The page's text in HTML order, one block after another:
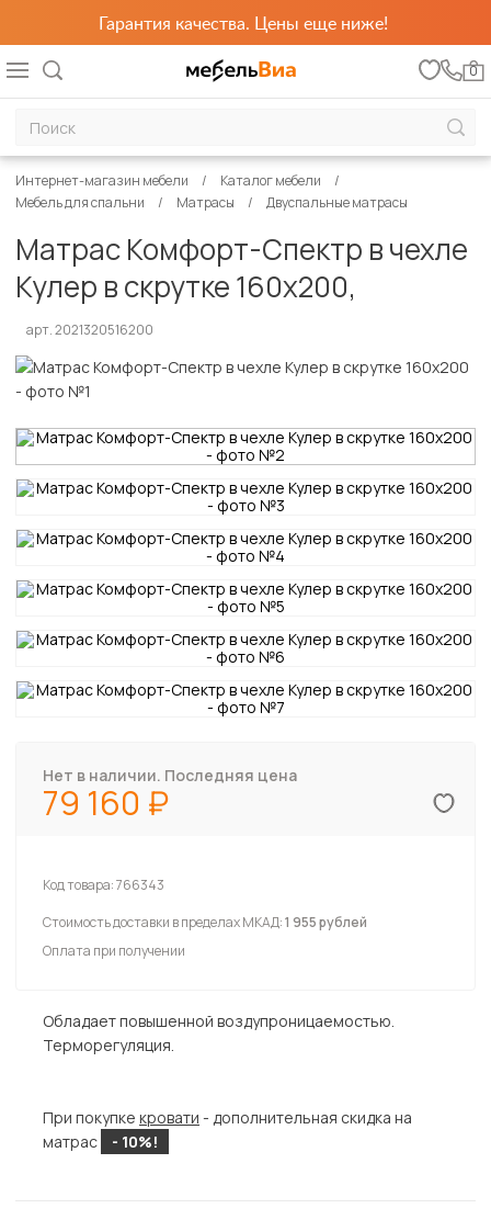
Гарантия качества. Цены еще ниже!
0
Интернет-магазин мебели
Каталог мебели
Мебель для спальни
Матрасы Двуспальные матрасы
Матрас Комфорт-Спектр в чехле
Кулер в скрутке 160х200,
арт. 2021320516200
Нет в наличии. Последняя цена
79 160
Код товара:766343
Стоимость доставки в пределах МКАД:1 955 рублей
Оплата при получении
Обладает повышенной воздупроницаемостью.
Терморегуляция.
При покупке кровати - дополнительная скидка на
матрас
- 10%!